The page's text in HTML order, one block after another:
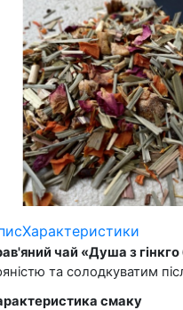
Характеристики
чай «Душа з гінкго
та солодкуватим
смаку